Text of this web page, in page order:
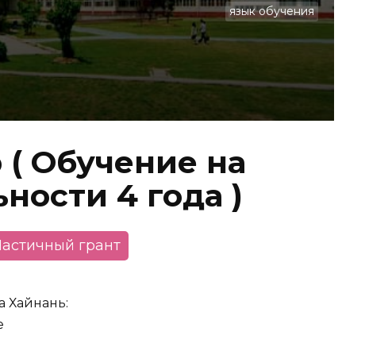
язык обучения
( Обучение на
4 года )
грант
Хайнань: